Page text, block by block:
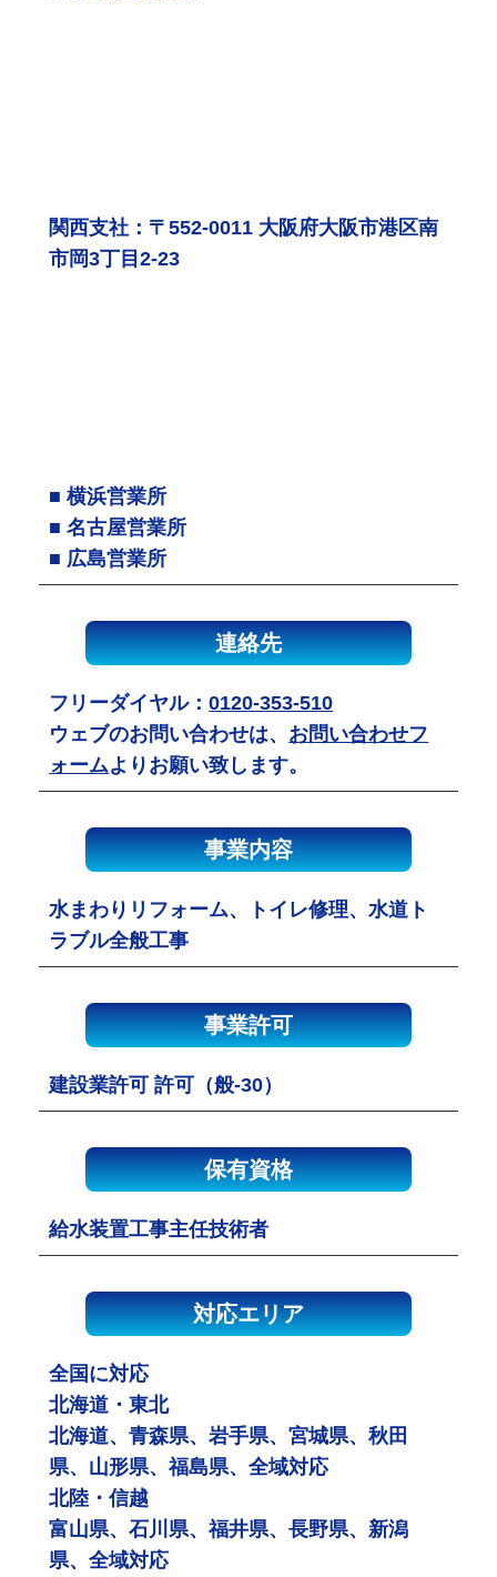
関西支社：〒552-0011 大阪府大阪市港区南
市岡3丁目2-23
■ 横浜営業所
■ 名古屋営業所
■ 広島営業所
連絡先
フリーダイヤル：0120-353-510
ウェブのお問い合わせは、 お問い合わせフ
ォームよりお願い致します。
事業内容
水まわりリフォーム、トイレ修理、水道ト
ラブル全般工事
事業許可
建設業許可 許可（般-30）
保有資格
給水装置工事主任技術者
対応エリア
全国に対応
北海道・東北
北海道、青森県、岩手県、宮城県、秋田
県、山形県、福島県、全域対応
北陸・信越
富山県、石川県、福井県、長野県、新潟
県、全域対応